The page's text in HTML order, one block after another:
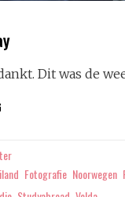
Dit was de
Fotografie Noorwegen